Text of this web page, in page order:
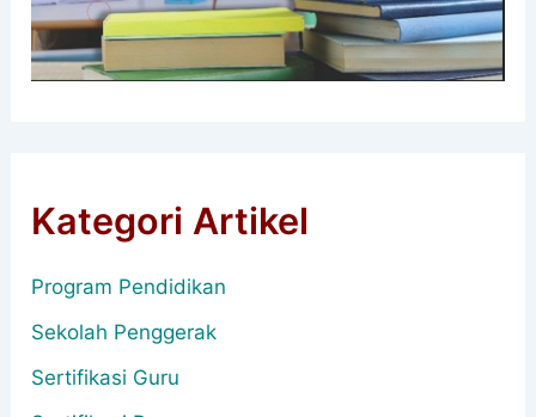
Kategori Artikel
Program Pendidikan
Sekolah Penggerak
Sertifikasi Guru